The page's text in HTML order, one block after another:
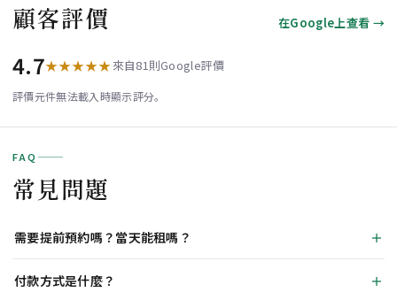
顧客評價 在Google上查看 →
4.7★★★★★來自81則Google評價
評價元件無法載入時顯示評分。
FAQ
常見問題
需要提前預約嗎？當天能租嗎？
付款方式是什麼？